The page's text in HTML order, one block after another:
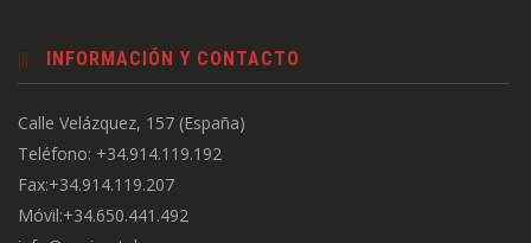
INFORMACIÓN Y CONTACTO
Calle Velázquez, 157 (España)
Teléfono: +34.914.119.192
Fax:+34.914.119.207
Móvil:+34.650.441.492